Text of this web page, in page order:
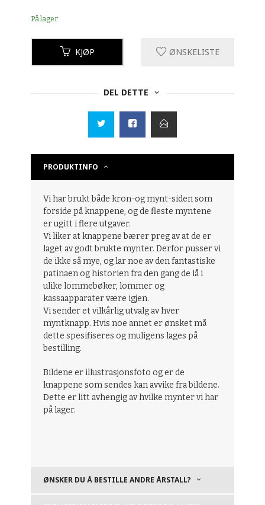
På lager
KJØP ØNSKELISTE
DEL DETTE
PRODUKTINFO
Vi har brukt både kron-og mynt-siden som
forside på knappene, og de fleste myntene
er ugitt i flere utgaver.
Vi liker at knappene bærer preg av at de er
laget av godt brukte mynter. Derfor pusser vi
de ikke så mye, og lar noe av den fantastiske
patinaen og historien fra den gang de lå i
ulike lommebøker, lommer og
kassaapparater være igjen.
Vi sender et vilkårlig utvalg av hver
myntknapp. Hvis noe annet er ønsket må
dette spesifiseres og muligens lages på
bestilling.
Bildene er illustrasjonsfoto og er de
knappene som sendes kan avvike fra bildene.
Dette er litt avhengig av hvilke mynter vi har
på lager.
ØNSKER DU Å BESTILLE ANDRE ÅRSTALL?